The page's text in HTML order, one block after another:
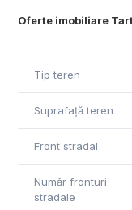
Oferte imobiliare
Parcela 2, este lipita
633 mp, acestea nu
Tip teren
Suprafață teren
Front stradal
Număr fronturi
stradale